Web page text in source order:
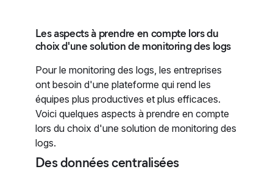
Les aspects à prendre en compte lors du
choix d'une solution de monitoring des logs
Pour le monitoring des logs, les entreprises
ont besoin d'une plateforme qui rend les
équipes plus productives et plus efficaces.
Voici quelques aspects à prendre en compte
lors du choix d'une solution de monitoring des
logs.
Des données centralisées